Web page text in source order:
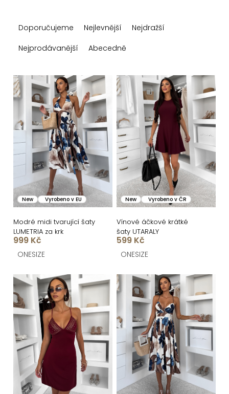
a
n
í
r
o
d
k
t
ů
Doporučujeme Nejlevnější
Nejdražší
Nejprodávanější
Abecedně
V
ý
i
s
p
o
d
u
k
ů
New Vyrobeno v EU
Modré midi tvarující šaty
LUMETRIA za krk
999 Kč
ONESIZE
New Vyrobeno v ČR
Vínové áčkové krátké
šaty UTARALY
599 Kč
ONESIZE